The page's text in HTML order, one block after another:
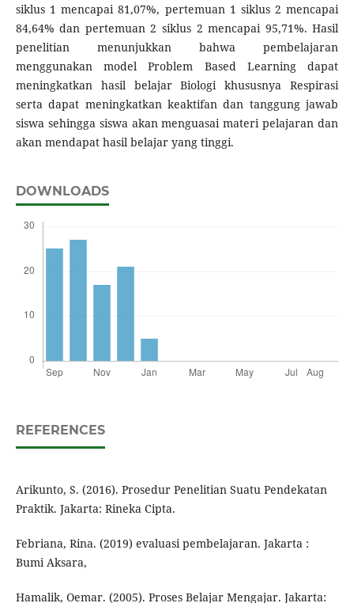
siklus 1 mencapai 81,07%, pertemuan 1 siklus 2 mencapai
84,64% dan pertemuan 2 siklus 2 mencapai 95,71%. Hasil
penelitian menunjukkan bahwa pembelajaran
menggunakan model Problem Based Learning dapat
meningkatkan hasil belajar Biologi khususnya Respirasi
serta dapat meningkatkan keaktifan dan tanggung jawab
siswa sehingga siswa akan menguasai materi pelajaran dan
akan mendapat hasil belajar yang tinggi.
DOWNLOADS
REFERENCES
Arikunto, S. (2016). Prosedur Penelitian Suatu Pendekatan
Praktik. Jakarta: Rineka Cipta.
Febriana, Rina. (2019) evaluasi pembelajaran. Jakarta :
Bumi Aksara,
Hamalik, Oemar. (2005). Proses Belajar Mengajar. Jakarta: